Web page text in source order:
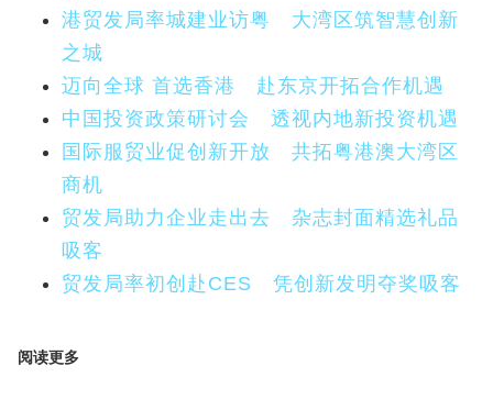
港贸发局率城建业访粤 大湾区筑智慧创新
之城
迈向全球 首选香港 赴东京开拓合作机遇
中国投资政策研讨会 透视内地新投资机遇
国际服贸业促创新开放 共拓粤港澳大湾区
商机
贸发局助力企业走出去 杂志封面精选礼品
吸客
贸发局率初创赴CES 凭创新发明夺奖吸客
阅读更多